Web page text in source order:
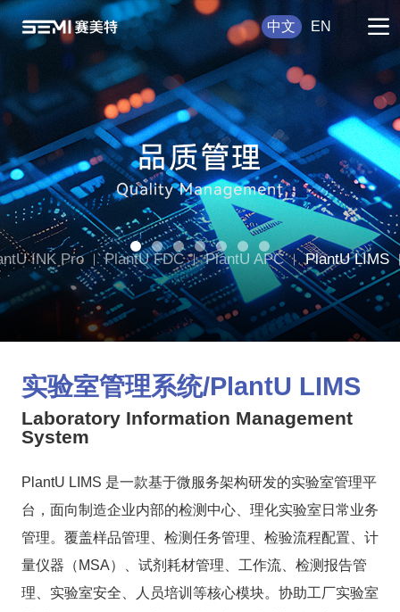
中文 EN
CCMS
INK Pro PlantU FDC PlantU APC PlantU LIMS
实验室管理系统/PlantU LIMS
Laboratory Information Management
System
PlantU LIMS 是一款基于微服务架构研发的实验室管理平
台，面向制造企业内部的检测中心、理化实验室日常业务
管理。覆盖样品管理、检测任务管理、检验流程配置、计
量仪器（MSA）、试剂耗材管理、工作流、检测报告管
理、实验室安全、人员培训等核心模块。协助工厂实验室